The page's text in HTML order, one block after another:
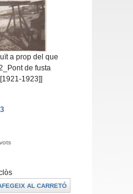
a prop del que
de fusta
1923]]